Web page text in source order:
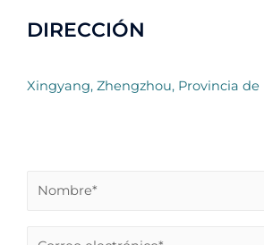
DIRECCIÓN
Xingyang, Zhengzhou, Provincia de